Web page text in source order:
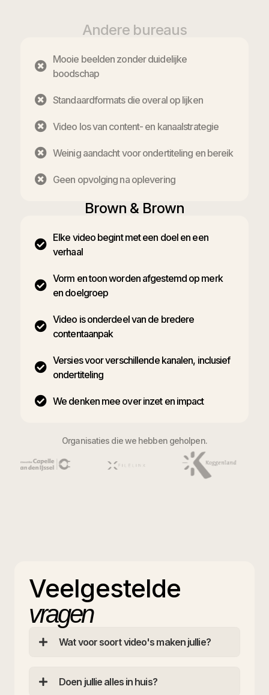
Andere bureaus
Mooie beelden zonder duidelijke
boodschap
Standaardformats die overal op lijken
Video los van content- en kanaalstrategie
Weinig aandacht voor ondertiteling en bereik
Geen opvolging na oplevering
Brown & Brown
Elke video begint met een doel en een
verhaal
Vorm en toon worden afgestemd op merk
en doelgroep
Video is onderdeel van de bredere
contentaanpak
Versies voor verschillende kanalen, inclusief
ondertiteling
We denken mee over inzet en impact
Organisaties die we hebben geholpen.
Veelgestelde
vragen
Wat voor soort video's maken jullie?
Doen jullie alles in huis?